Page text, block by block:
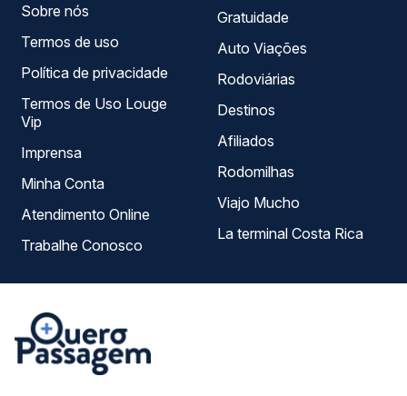
Sobre nós
Termos de uso
Política de privacidade
Termos de Uso Louge
Vip
Imprensa
Minha Conta
Atendimento Online
Trabalhe Conosco
Gratuidade
Auto Viações
Rodoviárias
Destinos
Afiliados
Rodomilhas
Viajo Mucho
La terminal Costa Rica